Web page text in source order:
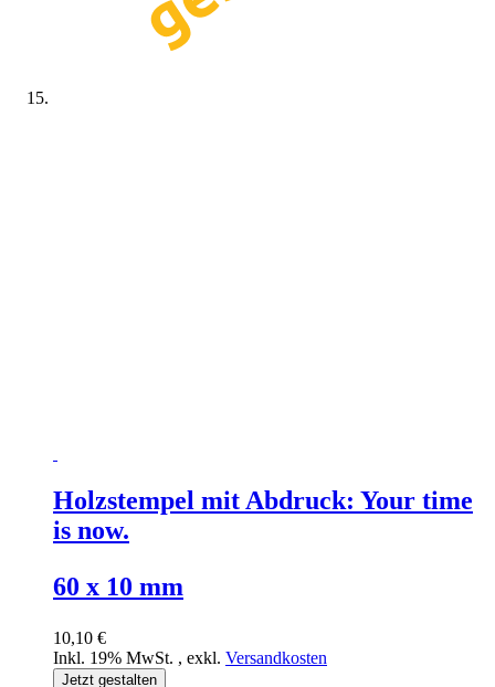
Holzstempel mit Abdruck: Your time
is now.
60 x 10 mm
10,10 €
Inkl. 19% MwSt. , exkl. Versandkosten
Jetzt gestalten